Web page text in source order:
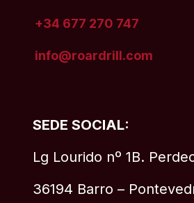
SEDE SOCIAL:
Lg Lourido nº 1B.
36194 Barro –
+34 677 270 747
info@roardrill.com